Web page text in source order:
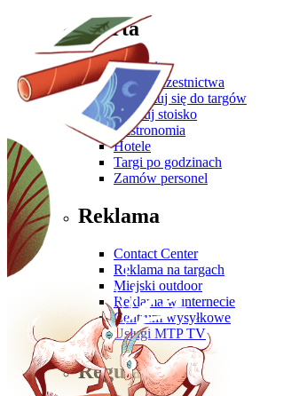
Oferta
Zgłoś się
Oferta uczestnictwa
Przygotuj się do targów
Zbuduj stoisko
Gastronomia
Hotele
Targi po godzinach
Zamów personel
Reklama
Contact Center
Reklama na targach
Miejski outdoor
Reklama w internecie
Centrum wysyłkowe
Usługi MTP TV
Regulaminy